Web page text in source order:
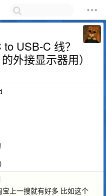
USB-C 线？
外接显示器用）
上一搜就有好多 比如这个